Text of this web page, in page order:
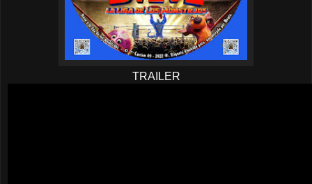
TRAILER